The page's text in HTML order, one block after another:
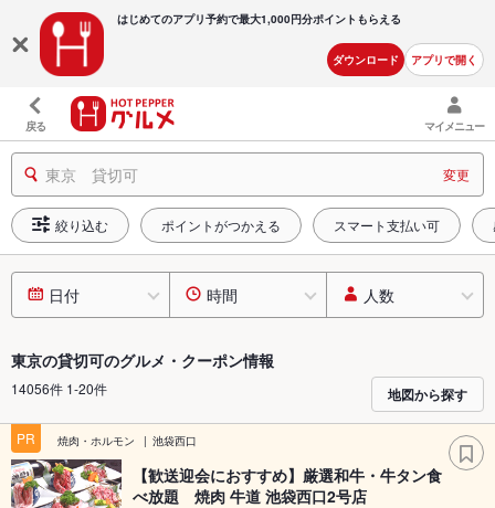
はじめてのアプリ予約で最大1,000円分ポイントもらえる
ダウンロード アプリで開く
戻る マイメニュー
東京 貸切可 変更
絞り込む ポイントがつかえる スマート支払い可
日付 時間 人数
東京の貸切可のグルメ・クーポン情報
14056件 1-20件 地図から探す
PR 焼肉・ホルモン 池袋西口
【歓送迎会におすすめ】厳選和牛・牛タン食
べ放題 焼肉 牛道 池袋西口2号店